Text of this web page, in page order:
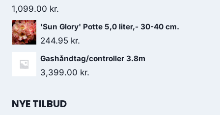
1,099.00 kr.
'Sun Glory' Potte 5,0 liter,- 30-40 cm.
244.95 kr.
Gashåndtag/controller 3.8m
3,399.00 kr.
NYE TILBUD